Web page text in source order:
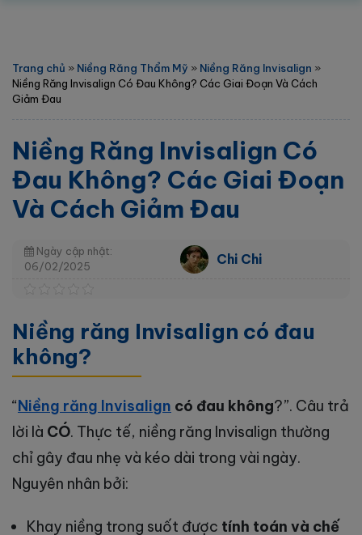
Trang chủ » Niềng Răng Thẩm Mỹ » Niềng Răng Invisalign »
Niềng Răng Invisalign Có Đau Không? Các Giai Đoạn Và Cách
Giảm Đau
Niềng Răng Invisalign Có
Đau Không? Các Giai Đoạn
Và Cách Giảm Đau
Ngày cập nhật:
06/02/2025
Chi Chi
Niềng răng Invisalign có đau
không?
“Niềng răng Invisalign có đau không?”. Câu trả
lời là CÓ. Thực tế, niềng răng Invisalign thường
chỉ gây đau nhẹ và kéo dài trong vài ngày.
Nguyên nhân bởi:
Khay niềng trong suốt được tính toán và chế